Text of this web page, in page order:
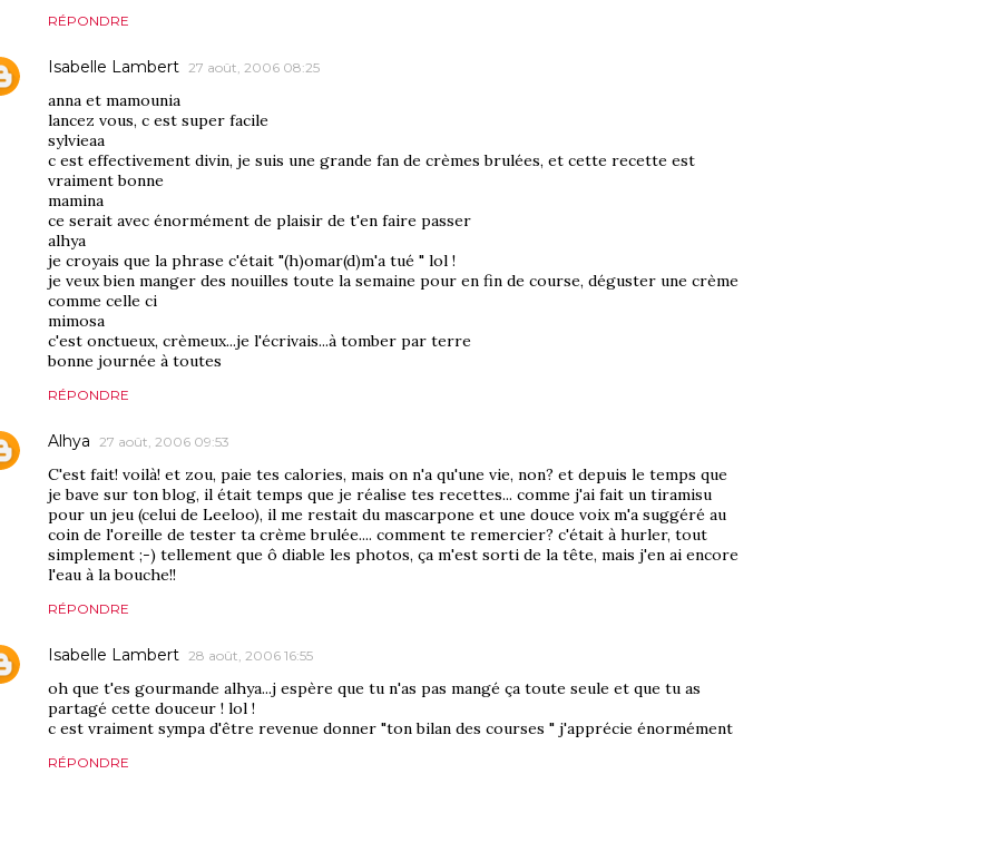
RÉPONDRE
Isabelle Lambert 27 août, 2006 08:25
anna et mamounia
lancez vous, c est super facile
sylvieaa
c est effectivement divin, je suis une grande fan de crèmes brulées, et cette recette est
vraiment bonne
mamina
ce serait avec énormément de plaisir de t'en faire passer
alhya
je croyais que la phrase c'était "(h)omar(d)m'a tué " lol !
je veux bien manger des nouilles toute la semaine pour en fin de course, déguster une crème
comme celle ci
mimosa
c'est onctueux, crèmeux...je l'écrivais...à tomber par terre
bonne journée à toutes
RÉPONDRE
Alhya 27 août, 2006 09:53
C'est fait! voilà! et zou, paie tes calories, mais on n'a qu'une vie, non? et depuis le temps que
je bave sur ton blog, il était temps que je réalise tes recettes... comme j'ai fait un tiramisu
pour un jeu (celui de Leeloo), il me restait du mascarpone et une douce voix m'a suggéré au
coin de l'oreille de tester ta crème brulée.... comment te remercier? c'était à hurler, tout
simplement ;-) tellement que ô diable les photos, ça m'est sorti de la tête, mais j'en ai encore
l'eau à la bouche!!
RÉPONDRE
Isabelle Lambert 28 août, 2006 16:55
oh que t'es gourmande alhya...j espère que tu n'as pas mangé ça toute seule et que tu as
partagé cette douceur ! lol !
c est vraiment sympa d'être revenue donner "ton bilan des courses " j'apprécie énormément
RÉPONDRE